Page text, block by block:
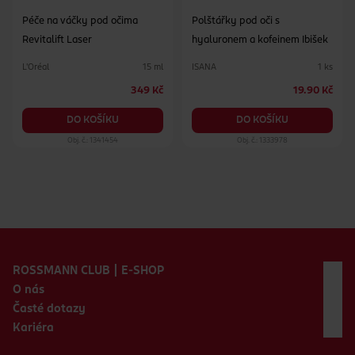
Péče na váčky pod očima
Revitalift Laser
L'Oréal 15 ml
349 Kč
DO KOŠÍKU
Obj. č.: 1341454
Polštářky pod oči s
hyaluronem a kofeinem Ibišek
ISANA 1 ks
19.90 Kč
DO KOŠÍKU
Obj. č.: 1333978
ROSSMANN CLUB | E-SHOP
O nás
Časté dotazy
Kariéra